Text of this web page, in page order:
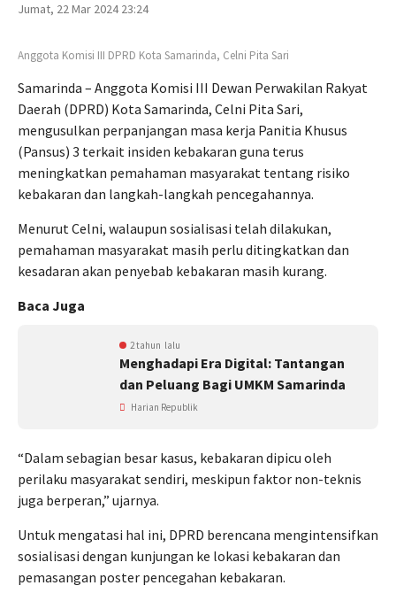
Jumat, 22 Mar 2024 23:24
Anggota Komisi III DPRD Kota Samarinda, Celni Pita Sari
Samarinda – Anggota Komisi III Dewan Perwakilan Rakyat
Daerah (DPRD) Kota Samarinda, Celni Pita Sari,
mengusulkan perpanjangan masa kerja Panitia Khusus
(Pansus) 3 terkait insiden kebakaran guna terus
meningkatkan pemahaman masyarakat tentang risiko
kebakaran dan langkah-langkah pencegahannya.
Menurut Celni, walaupun sosialisasi telah dilakukan,
pemahaman masyarakat masih perlu ditingkatkan dan
kesadaran akan penyebab kebakaran masih kurang.
Baca Juga
2 tahun lalu
Menghadapi Era Digital: Tantangan
dan Peluang Bagi UMKM Samarinda
Harian Republik
“Dalam sebagian besar kasus, kebakaran dipicu oleh
perilaku masyarakat sendiri, meskipun faktor non-teknis
juga berperan,” ujarnya.
Untuk mengatasi hal ini, DPRD berencana mengintensifkan
sosialisasi dengan kunjungan ke lokasi kebakaran dan
pemasangan poster pencegahan kebakaran.